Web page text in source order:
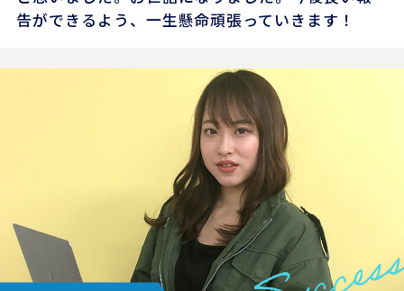
告ができるよう、一生懸命頑張っていきます！